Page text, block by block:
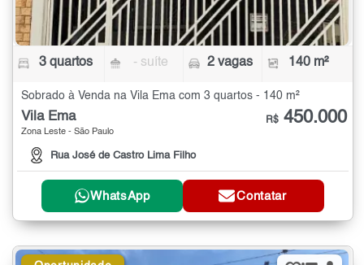
3 quartos - suíte 2 vagas 140 m²
Sobrado à Venda na Vila Ema com 3 quartos - 140 m²
Vila Ema
Zona Leste - São Paulo
Rua José de Castro Lima Filho
R$ 450.000
WhatsApp Contatar